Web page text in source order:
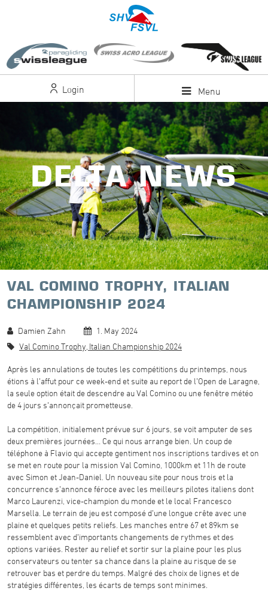
Login Menu
DELTA NEWS
VAL COMINO TROPHY, ITALIAN
CHAMPIONSHIP 2024
Damien Zahn
1. May 2024
Val Comino Trophy, Italian Championship 2024
Après les annulations de toutes les compétitions du printemps, nous
étions à l’affut pour ce week-end et suite au report de l’Open de Laragne,
la seule option était de descendre au Val Comino ou une fenêtre météo
de 4 jours s’annonçait prometteuse.
La compétition, initialement prévue sur 6 jours, se voit amputer de ses
deux premières journées… Ce qui nous arrange bien. Un coup de
téléphone à Flavio qui accepte gentiment nos inscriptions tardives et on
se met en route pour la mission Val Comino, 1000km et 11h de route
avec Simon et Jean-Daniel. Un nouveau site pour nous trois et la
concurrence s’annonce féroce avec les meilleurs pilotes italiens dont
Marco Laurenzi, vice-champion du monde et le local Francesco
Marsella. Le terrain de jeu est composé d’une longue crête avec une
plaine et quelques petits reliefs. Les manches entre 67 et 89km se
ressemblent avec d’importants changements de rythmes et des
options variées. Rester au relief et sortir sur la plaine pour les plus
conservateurs ou tenter sa chance dans la plaine au risque de se
retrouver bas et perdre du temps. Malgré des choix de lignes et de
stratégies différentes, les écarts de temps sont minimes.